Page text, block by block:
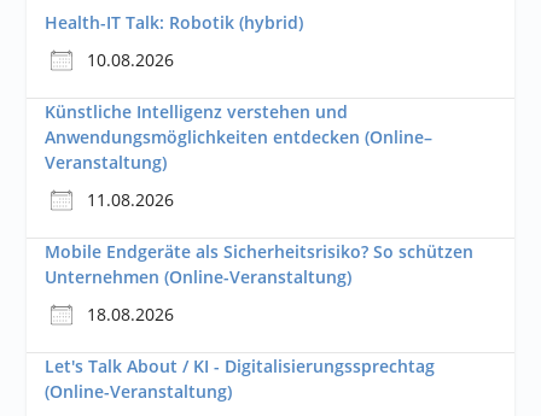
Health-IT Talk: Robotik (hybrid)
10.08.2026
Künstliche Intelligenz verstehen und
Anwendungsmöglichkeiten entdecken (Online–
Veranstaltung)
11.08.2026
Mobile Endgeräte als Sicherheitsrisiko? So schützen
Unternehmen (Online-Veranstaltung)
18.08.2026
Let's Talk About / KI - Digitalisierungssprechtag
(Online-Veranstaltung)